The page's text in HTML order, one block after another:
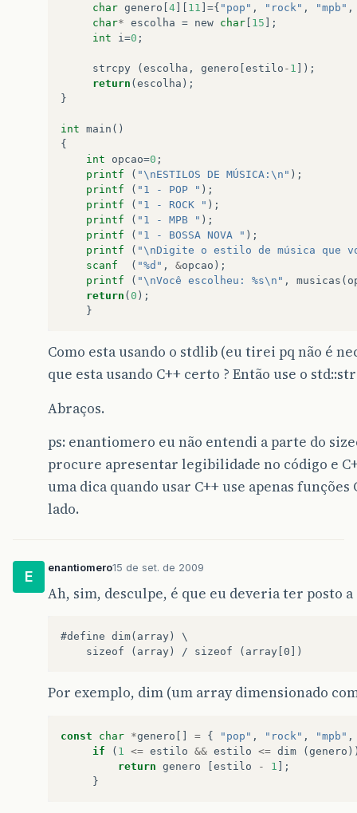
char genero 4 11 ]={ "pop" , "rock" , "mpb" ,
char* escolha = new char 15 ];
int
i=0 ;
strcpy ( escolha , genero estilo - 1 ]);
return ( escolha );
}
int main ()
{
int
opcao=0 ;
printf
( "\nESTILOS DE MÚSICA:\n" );
printf
( "1 - POP " );
printf
( "1 - ROCK " );
printf
( "1 - MPB " );
printf
( "1 - BOSSA NOVA " );
printf
( "\nDigite o estilo de música que
scanf
( "%d" , &opcao );
printf
( "\nVocê escolheu: %s\n" , musicas (
return ( 0 );
}
Como esta usando o stdlib (eu tirei pq não é
que esta usando C++ certo ? Então use o
Abraços.
ps: enantiomero eu não entendi a parte do
procure apresentar legibilidade no código e
uma dica quando usar C++ use apenas funções
lado.
E
enantiomero15 de set. de 2009
Ah, sim, desculpe, é que eu deveria ter posto
#define dim(array) \
Por exemplo, dim (um array dimensionado com
const char *genero = { "pop" , "rock" , "mpb" ,
if
( 1 <= estilo && estilo <= dim ( genero
return genero estilo - 1
];
}